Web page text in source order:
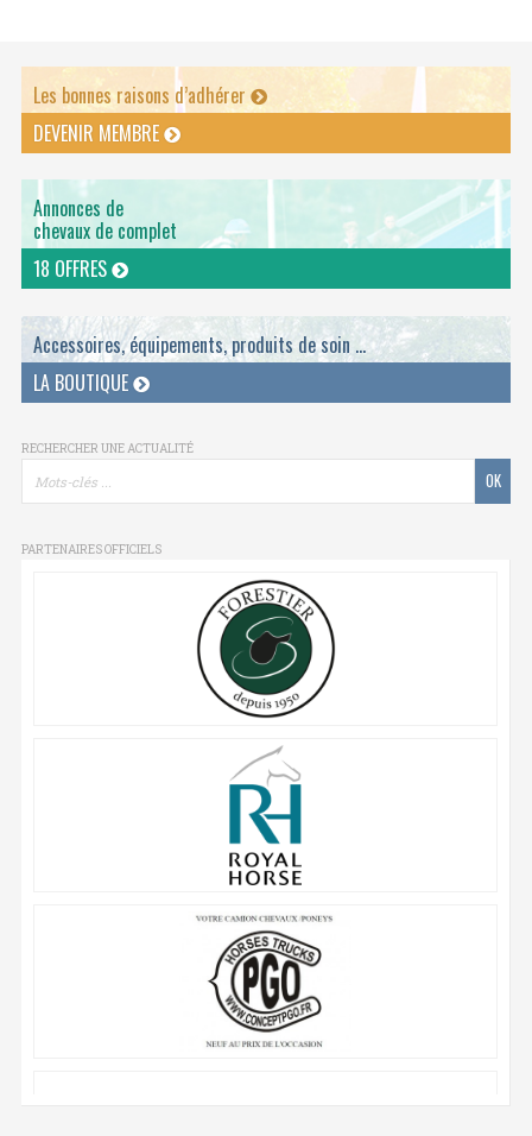
Les bonnes raisons d’adhérer
DEVENIR MEMBRE
Annonces de
chevaux de complet
18 OFFRES
Accessoires, équipements, produits de soin ...
LA BOUTIQUE
RECHERCHER UNE ACTUALITÉ
PARTENAIRES OFFICIELS